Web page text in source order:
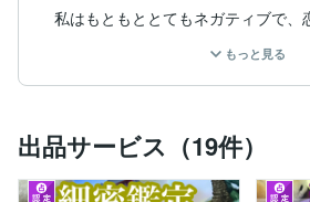
私はもともととてもネガティブで、
「彼に他の女性がいるんじゃないか
ともありました。
ある日、彼が笑顔で放ったひとこ
もっと見る
出品サービス（19件）